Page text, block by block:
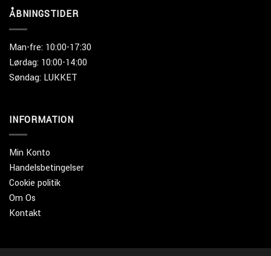
ÅBNINGSTIDER
Man-fre: 10:00-17:30
Lørdag: 10:00-14:00
Søndag: LUKKET
INFORMATION
Min Konto
Handelsbetingelser
Cookie politik
Om Os
Kontakt